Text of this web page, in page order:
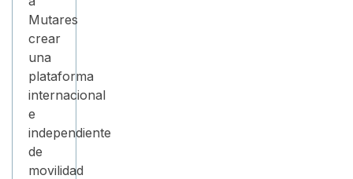
Mutares
crear
una
plataforma
internacional
e
independiente
de
movilidad